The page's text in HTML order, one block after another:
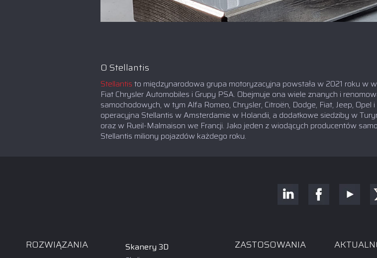
O Stellantis
Stellantis to międzynarodowa grupa motoryzacyjna powstała w 2021 roku w
Fiat Chrysler Automobiles i Grupy PSA. Obejmuje ona wiele znanych i
samochodowych, w tym Alfa Romeo, Chrysler, Citroën, Dodge, Fiat, Jeep, Opel
operacyjna Stellantis w Amsterdamie w Holandii, a dodatkowe siedziby w
oraz w Rueil-Malmaison we Francji. Jako jeden z wiodących producentów
Stellantis miliony pojazdów każdego roku.
ROZWIĄZANIA Skanery 3D ZASTOSOWANIA